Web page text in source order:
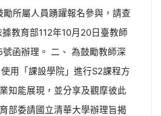
勵所屬人員踴躍報名參與，請查
教育部112年10月20日臺教師
函辦理。 二、 為鼓勵教師深
用「課設學院」進行S2課程方
知能展現，並分享及觀摩彼此
部委請國立清華大學辦理旨揭